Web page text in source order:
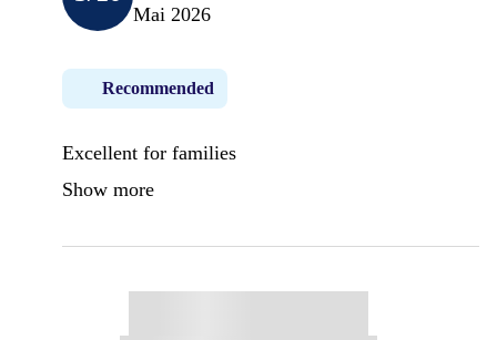
Mai 2026
Recommended
Excellent for families
Show more